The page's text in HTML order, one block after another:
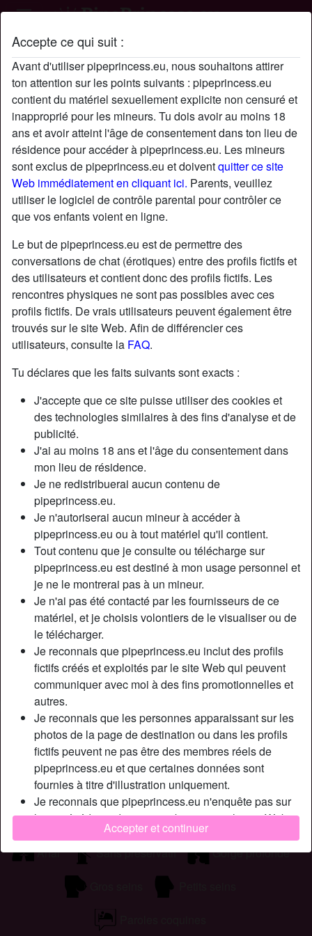
Accepte ce qui suit :
Avant d'utiliser pipeprincess.eu, nous souhaitons attirer
ton attention sur les points suivants : pipeprincess.eu
contient du matériel sexuellement explicite non censuré et
inapproprié pour les mineurs. Tu dois avoir au moins 18
ans et avoir atteint l'âge de consentement dans ton lieu de
résidence pour accéder à pipeprincess.eu. Les mineurs
sont exclus de pipeprincess.eu et doiventquitter ce site
Web immédiatement en cliquant ici. Parents, veuillez
utiliser le logiciel de contrôle parental pour contrôler ce
que vos enfants voient en ligne.
Le but de pipeprincess.eu est de permettre des
conversations de chat (érotiques) entre des profils fictifs et
des utilisateurs et contient donc des profils fictifs. Les
rencontres physiques ne sont pas possibles avec ces
profils fictifs. De vrais utilisateurs peuvent également être
trouvés sur le site Web. Afin de différencier ces
utilisateurs, consulte la FAQ.
Tu déclares que les faits suivants sont exacts :
J'accepte que ce site puisse utiliser des cookies et
des technologies similaires à des fins d'analyse et de
publicité.
J'ai au moins 18 ans et l'âge du consentement dans
mon lieu de résidence.
Je ne redistribuerai aucun contenu de
pipeprincess.eu.
Je n'autoriserai aucun mineur à accéder à
pipeprincess.eu ou à tout matériel qu'il contient.
Tout contenu que je consulte ou télécharge sur
pipeprincess.eu est destiné à mon usage personnel et
je ne le montrerai pas à un mineur.
Je n'ai pas été contacté par les fournisseurs de ce
matériel, et je choisis volontiers de le visualiser ou de
le télécharger.
Je reconnais que pipeprincess.eu inclut des profils
fictifs créés et exploités par le site Web qui peuvent
communiquer avec moi à des fins promotionnelles et
autres.
Je reconnais que les personnes apparaissant sur les
photos de la page de destination ou dans les profils
fictifs peuvent ne pas être des membres réels de
pipeprincess.eu et que certaines données sont
fournies à titre d'illustration uniquement.
Je reconnais que pipeprincess.eu n'enquête pas sur
les antécédents de ses membres et que le site Web
ne tente pas autrement de vérifier l'exactitude des
déclarations faites par ses membres.
Accepter et continuer
Profil de Cocoon36
starAjouter chatDiscuter !
Nickname:
Âge:
22
Département:
Vienne
Sexe:
Homme
Relation:
Couleur des cheveux:
Couleur des yeux:
Brun
Taille:
Poids:
88 Kg
Épilé(e):
if necessary
Description
Viens on parle puis on voit si c'est possible.
Cherche
Transexuelle, Corpulent(e), Musclé(e), Rondelet(te), En
forme, Mince, Africain(e), Asiatique, Caucasien(ne),
Moyen-Oriental(e), Latin(e), 18-25, 26-35, 36-54, 55+
Tags
Massage Fellation Romantique
Jouets sexuels Branlette
Sexe mature Mamie sexe Lingerie
Anal Sans préservatif Gorge profonde